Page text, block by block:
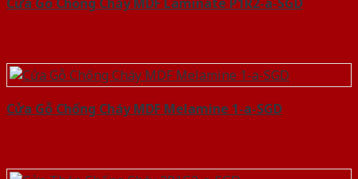
Cửa Gỗ Chống Cháy MDF Melamine 1-a-SGD